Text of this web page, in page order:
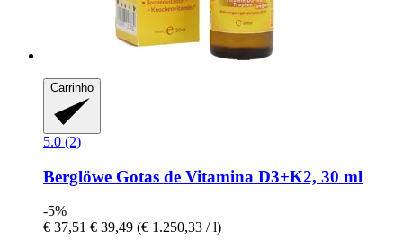
Carrinho
5.0 (2)
Berglöwe Gotas de Vitamina D3+K2, 30 ml
-5%
€ 37,51 € 39,49 (€ 1.250,33 / l)